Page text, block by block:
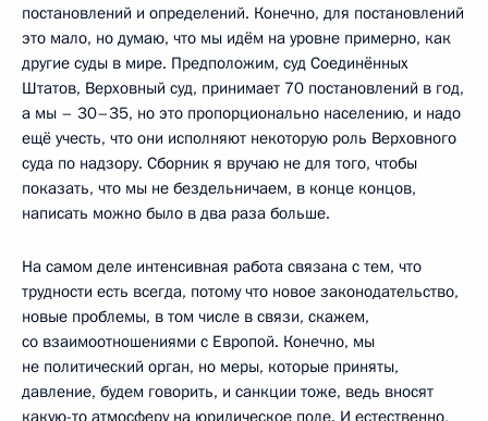
постановлений и определений. Конечно, для постановлений
это мало, но думаю, что мы идём на уровне примерно, как
другие суды в мире. Предположим, суд Соединённых
Штатов, Верховный суд, принимает 70 постановлений в год,
а мы – 30–35, но это пропорционально населению, и надо
ещё учесть, что они исполняют некоторую роль Верховного
суда по надзору. Сборник я вручаю не для того, чтобы
показать, что мы не бездельничаем, в конце концов,
написать можно было в два раза больше.
На самом деле интенсивная работа связана с тем, что
трудности есть всегда, потому что новое законодательство,
новые проблемы, в том числе в связи, скажем,
со взаимоотношениями с Европой. Конечно, мы
не политический орган, но меры, которые приняты,
давление, будем говорить, и санкции тоже, ведь вносят
какую-то атмосферу на юридическое поле. И естественно,